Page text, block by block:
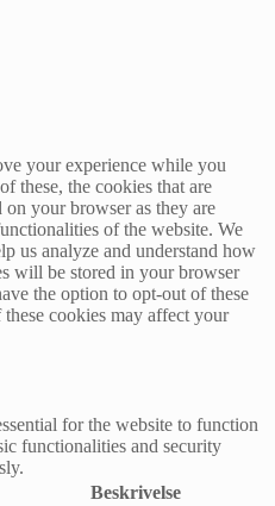
your experience while you
these, the cookies that are
on your browser as they are
of the website. We
us analyze and understand how
will be stored in your browser
the option to opt-out of these
cookies may affect your
for the website to function
functionalities and security
Beskrivelse